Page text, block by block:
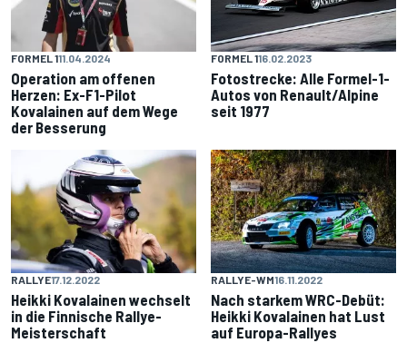
FORMEL 111.04.2024
Operation am offenen
Herzen: Ex-F1-Pilot
Kovalainen auf dem Wege
der Besserung
FORMEL 116.02.2023
Fotostrecke: Alle Formel-1-
Autos von Renault/Alpine
seit 1977
RALLYE17.12.2022
Heikki Kovalainen wechselt
in die Finnische Rallye-
Meisterschaft
RALLYE-WM16.11.2022
Nach starkem WRC-Debüt:
Heikki Kovalainen hat Lust
auf Europa-Rallyes